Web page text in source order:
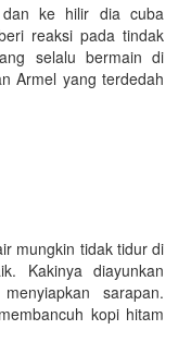
ke hilir dia cuba
reaksi pada tindak
selalu bermain di
Armel yang terdedah
mungkin tidak tidur di
Kakinya diayunkan
sarapan.
kopi hitam